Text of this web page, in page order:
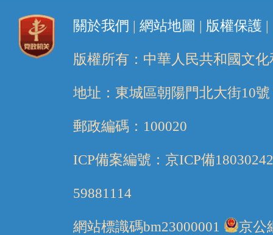
關於我們 | 網站地圖 | 版權保護 |
版權所有：中華人民共和國文
地址：東城區朝陽門北大街10號
郵政編碼：100020
ICP備案編號：京ICP備
59881114
網站標識碼bm23000001 京公